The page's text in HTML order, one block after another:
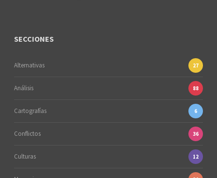
SECCIONES
Alternativas 27
Análisis 88
Cartografías 6
Conflictos 36
Culturas 12